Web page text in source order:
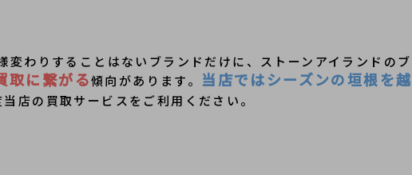
変わりすることはないブランドだけに、ストーンアイランドの
取に繋がる傾向があります。 当店ではシーズンの垣根を
店の買取サービスをご利用ください。